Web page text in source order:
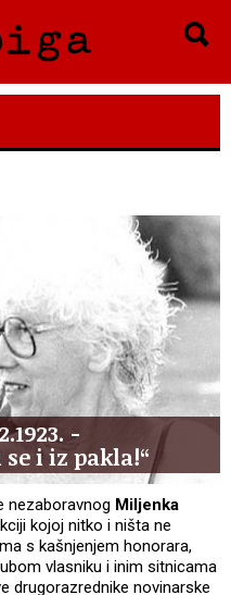
-
se i iz pakla!“
nezaboravnog Miljenka
kojoj nitko i ništa ne
s kašnjenjem honorara,
vlasniku i inim sitnicama
drugorazrednike novinarske